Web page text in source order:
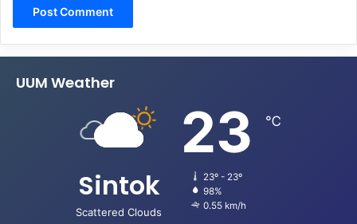
UUM Weather
Sintok
Scattered Clouds
23 ℃
23º - 23º
98%
0.55 km/h